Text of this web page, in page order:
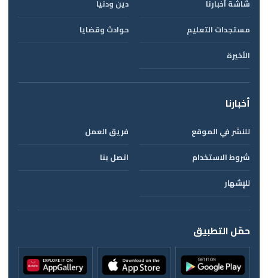
شاشة أخبارنا
دين ودنيا
مستجدات التعليم
حوادث وقضايا
الأخيرة
أخبارنا
للنشر في الموقع
فريق العمل
شروط الاستخدام
اتصل بنا
للإشهار
حمّل التطبيق